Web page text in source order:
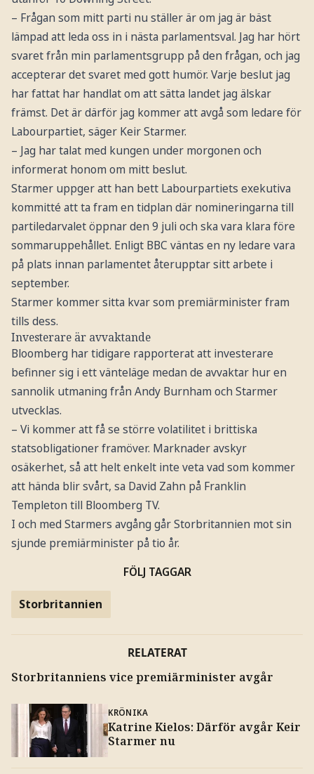
– Frågan som mitt parti nu ställer är om jag är bäst
lämpad att leda oss in i nästa parlamentsval. Jag har hört
svaret från min parlamentsgrupp på den frågan, och jag
accepterar det svaret med gott humör. Varje beslut jag
har fattat har handlat om att sätta landet jag älskar
främst. Det är därför jag kommer att avgå som ledare för
Labourpartiet, säger Keir Starmer.
– Jag har talat med kungen under morgonen och
informerat honom om mitt beslut.
Starmer uppger att han bett Labourpartiets exekutiva
kommitté att ta fram en tidplan där nomineringarna till
partiledarvalet öppnar den 9 juli och ska vara klara före
sommaruppehållet. Enligt BBC väntas en ny ledare vara
på plats innan parlamentet återupptar sitt arbete i
september.
Starmer kommer sitta kvar som premiärminister fram
tills dess.
Investerare är avvaktande
Bloomberg har tidigare rapporterat att investerare
befinner sig i ett vänteläge medan de avvaktar hur en
sannolik utmaning från Andy Burnham och Starmer
utvecklas.
– Vi kommer att få se större volatilitet i brittiska
statsobligationer framöver. Marknader avskyr
osäkerhet, så att helt enkelt inte veta vad som kommer
att hända blir svårt, sa David Zahn på Franklin
Templeton till Bloomberg TV.
I och med Starmers avgång går Storbritannien mot sin
sjunde premiärminister på tio år.
FÖLJ TAGGAR
Storbritannien
RELATERAT
Storbritanniens vice premiärminister avgår
KRÖNIKA
Katrine Kielos: Därför avgår Keir
Starmer nu